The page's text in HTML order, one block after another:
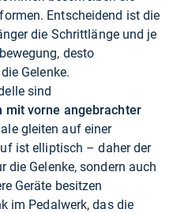
Entscheidend ist die
die Schrittlänge und je
desto
Gelenke.
sind
mit vorne angebrachter
gleiten auf einer
ist elliptisch – daher der
die Gelenke, sondern auch
Geräte besitzen
im Pedalwerk, das die